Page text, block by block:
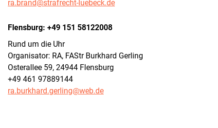
ra.brand@strafrecht-luebeck.de
Flensburg: +49 151 58122008
Rund um die Uhr
Organisator: RA, FAStr Burkhard Gerling
Osterallee 59, 24944 Flensburg
+49 461 97889144
ra.burkhard.gerling@web.de